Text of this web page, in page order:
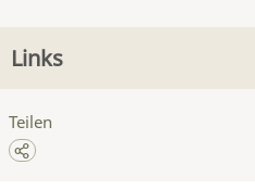
Links
Teilen